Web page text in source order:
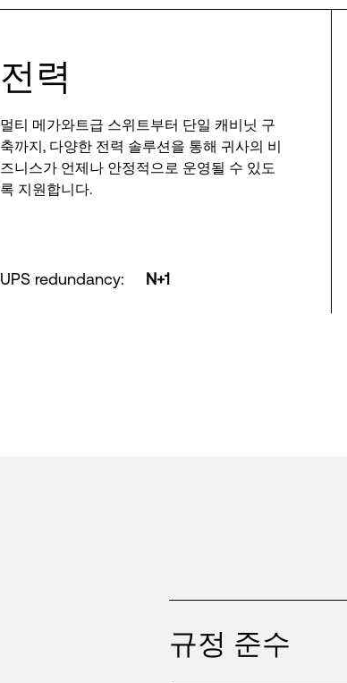
전력
멀티 메가와트급 스위트부터 단일 캐비닛 구
축까지, 다양한 전력 솔루션을 통해 귀사의 비
즈니스가 언제나 안정적으로 운영될 수 있도
록 지원합니다.
UPS redundancy: N+1
규정 준수